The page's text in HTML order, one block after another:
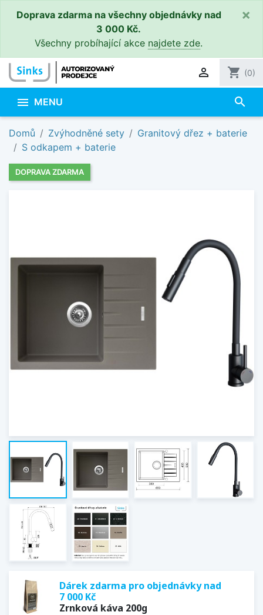
Doprava zdarma na všechny objednávky nad
3 000 Kč.
Všechny probíhající akce najdete zde.
×
 shopping_cart (0)
 MENU search
Domů Zvýhodněné sety
Granitový dřez + baterie
S odkapem + baterie
DOPRAVA ZDARMA
Dárek zdarma pro objednávky nad
7 000 Kč
Zrnková káva 200g